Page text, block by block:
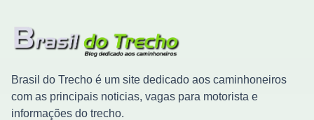
Brasil do Trecho é um site dedicado aos caminhoneiros
com as principais noticias, vagas para motorista e
informações do trecho.